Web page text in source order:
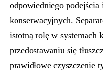
odpowiedniego
konserwacyjnych.
istotną rolę w systemach
przedostawaniu się
prawidłowe czyszczenie